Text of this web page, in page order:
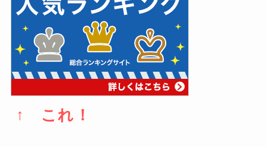
↑ これ！